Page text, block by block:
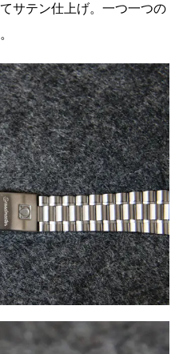
サテン仕上げ。一つ一つの